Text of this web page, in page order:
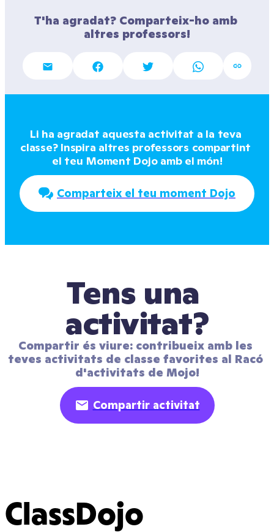
T'ha agradat? Comparteix-ho amb
altres professors!
Li ha agradat aquesta activitat a la teva
classe? Inspira altres professors compartint
el teu Moment Dojo amb el món!
Comparteix el teu moment Dojo
Tens una
activitat?
Compartir és viure: contribueix amb les
teves activitats de classe favorites al Racó
d'activitats de Mojo!
Compartir activitat
ClassDojo